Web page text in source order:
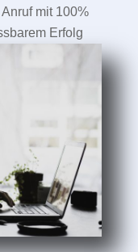
mit 100%
Erfolg